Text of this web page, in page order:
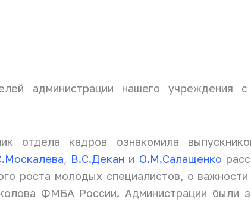
администрации нашего учреждения с
отдела кадров ознакомила
, В.С.Декан и О.М.Салащенко
роста молодых специалистов, о
ФМБА России. Администрации были